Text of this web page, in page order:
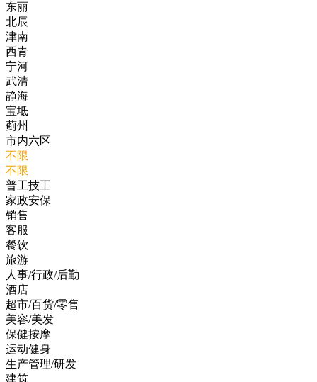
东丽
北辰
津南
西青
宁河
武清
静海
宝坻
蓟州
市内六区
不限
不限
普工技工
家政安保
销售
客服
餐饮
旅游
人事/行政/后勤
酒店
超市/百货/零售
美容/美发
保健按摩
运动健身
生产管理/研发
建筑